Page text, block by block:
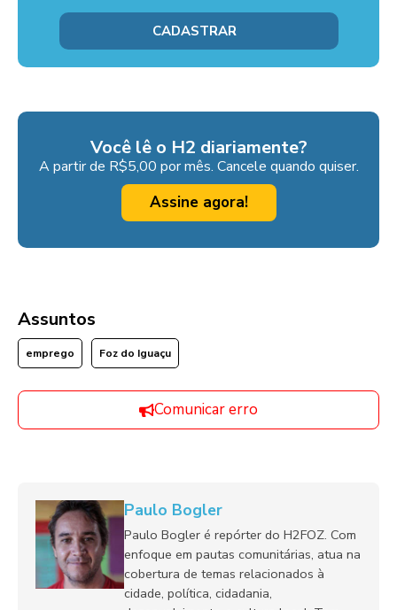
Você lê o H2 diariamente?
A partir de R$5,00 por mês. Cancele quando quiser.
Assine agora!
Assuntos
emprego Foz do Iguaçu
Comunicar erro
Paulo Bogler
Paulo Bogler é repórter do H2FOZ. Com
enfoque em pautas comunitárias, atua na
cobertura de temas relacionados à
cidade, política, cidadania,